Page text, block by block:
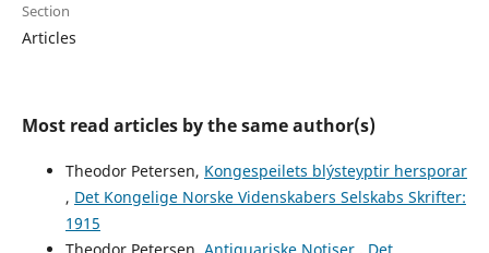
Section
Articles
Most read articles by the same author(s)
Theodor Petersen, Kongespeilets blýsteyptir hersporar
, Det Kongelige Norske Videnskabers Selskabs Skrifter:
1915